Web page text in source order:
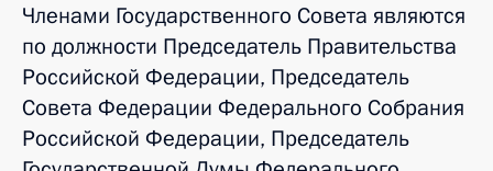
Членами Государственного Совета являются
по должности Председатель Правительства
Российской Федерации, Председатель
Совета Федерации Федерального Собрания
Российской Федерации, Председатель